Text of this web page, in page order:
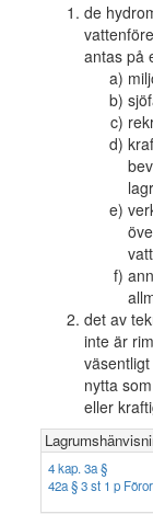
de
antas på
det av
inte är
nytta
eller
4 kap. 3a §
42a § 3 st 1 p